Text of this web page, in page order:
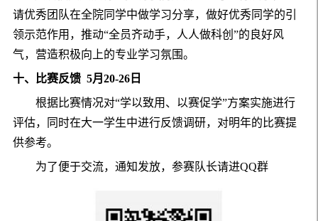
请优秀团队在全院同学中做学习分享，做好优秀同学的引
领示范作用，推动“全员齐动手，人人做科创”的良好风
气，营造积极向上的专业学习氛围。
十、比赛反馈 5月20-26日
根据比赛情况对“学以致用、以赛促学”方案实施进行
评估，同时在大一学生中进行反馈调研，对明年的比赛提
供参考。
为了便于交流，通知发放，参赛队长请进QQ群